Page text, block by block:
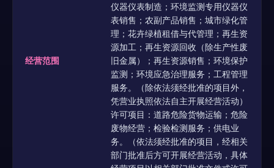
经营范围
仪器仪表制造；环境监测专用仪器仪
表销售；农副产品销售；城市绿化管
理；花卉绿植租借与代管理；再生资
源加工；再生资源回收（除生产性废
旧金属）；再生资源销售；环境保护
监测；环境应急治理服务；工程管理
服务。（除依法须经批准的项目外，
凭营业执照依法自主开展经营活动）
许可项目：道路危险货物运输；危险
废物经营；检验检测服务；供电业
务。（依法须经批准的项目，经相关
部门批准后方可开展经营活动，具体